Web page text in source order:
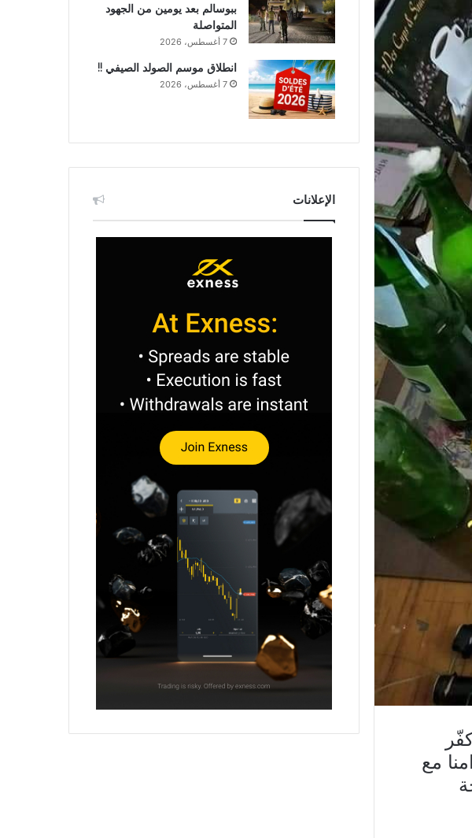
مع
ببوسالم بعد يومين من الجهود
المتواصلة
7 أغسطس، 2026
انطلاق موسم الصولد الصيفي !!
7 أغسطس، 2026
الإعلانات